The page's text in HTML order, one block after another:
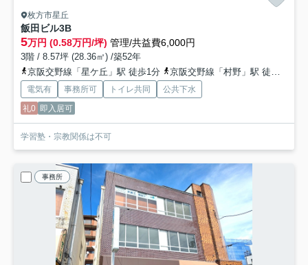
枚方市星丘
飯田ビル3B
5万円 (0.58万円/坪) 管理/共益費6,000円
3階 / 8.57坪 (28.36㎡) /築52年
京阪交野線「星ケ丘」駅 徒歩1分
京阪交野線「村野」駅 徒歩9分
電気有 事務所可 トイレ共同
公共下水
礼0 即入居可
学習塾・宗教関係は不可
事務所